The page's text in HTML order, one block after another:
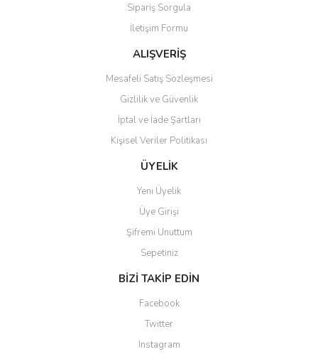
Ürün bilgilerinde hatalar bulunuyor.
Ürün fiyatı diğer sitelerden daha pahalı.
Bu ürüne benzer farklı alternatifler olmalı.
Gönder
Sipariş Sorgula
İletişim Formu
ALIŞVERİŞ
Mesafeli Satış Sözleşmesi
Gizlilik ve Güvenlik
İptal ve İade Şartları
Kişisel Veriler Politikası
ÜYELİK
Yeni Üyelik
Üye Girişi
Şifremi Unuttum
Sepetiniz
BİZİ TAKİP EDİN
Facebook
Twitter
Instagram